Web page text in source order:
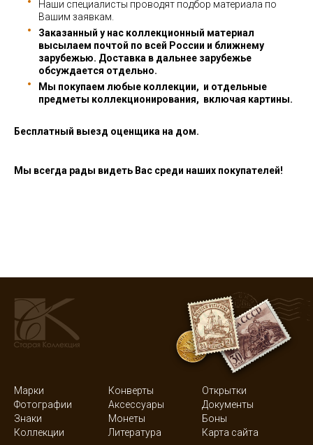
Наши специалисты проводят подбор материала по
Вашим заявкам.
Заказанный у нас коллекционный материал
высылаем почтой по всей России и ближнему
зарубежью. Доставка в дальнее зарубежье
обсуждается отдельно.
Мы покупаем любые коллекции, и отдельные
предметы коллекционирования, включая картины.
Бесплатный выезд оценщика на дом.
Мы всегда рады видеть Вас среди наших покупателей!
Марки Конверты
Открытки
Фотографии
Аксессуары
Документы
Знаки
Монеты
Боны
Коллекции
Литература Карта сайта